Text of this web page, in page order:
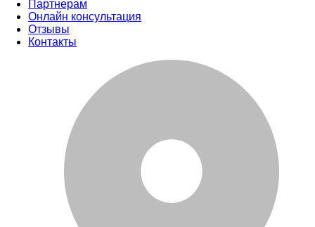
Партнерам
Онлайн консультация
Отзывы
Контакты